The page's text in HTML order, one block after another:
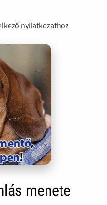
nyilatkozathoz
menete